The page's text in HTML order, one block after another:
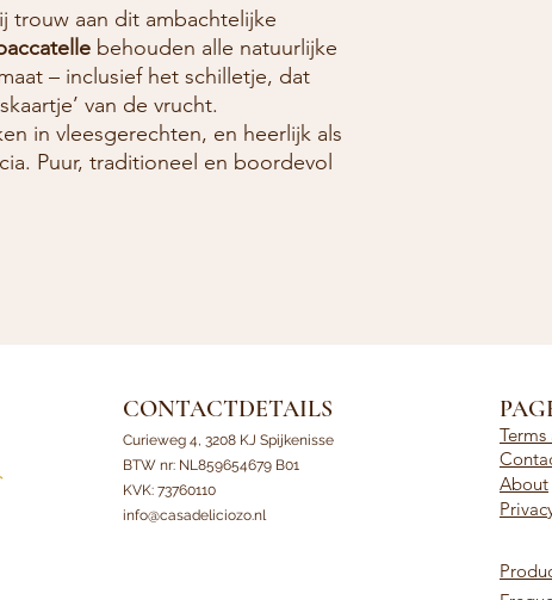
trouw aan dit ambachtelijke
behouden alle natuurlijke
– inclusief het schilletje, dat
van de vrucht.
in vleesgerechten, en heerlijk als
Puur, traditioneel en boordevol
CONTACTDETAILS
Curieweg 4, 3208 KJ Spijkenisse
BTW nr: NL859654679 B01
KVK: 73760110
info@casadeliciozo.nl
About